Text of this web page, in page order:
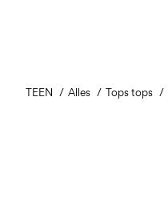
TEEN Alles Tops tops